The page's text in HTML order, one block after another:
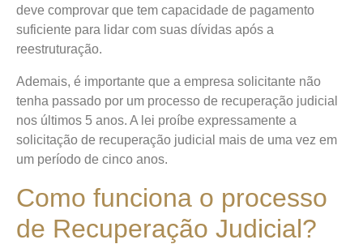
deve comprovar que tem capacidade de pagamento
suficiente para lidar com suas dívidas após a
reestruturação.
Ademais, é importante que a empresa solicitante não
tenha passado por um processo de recuperação judicial
nos últimos 5 anos. A lei proíbe expressamente a
solicitação de recuperação judicial mais de uma vez em
um período de cinco anos.
Como funciona o processo
de Recuperação Judicial?